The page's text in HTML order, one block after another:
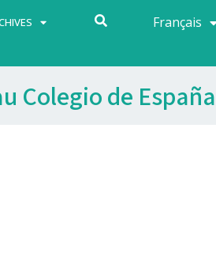
Français
Español
Colegio de España